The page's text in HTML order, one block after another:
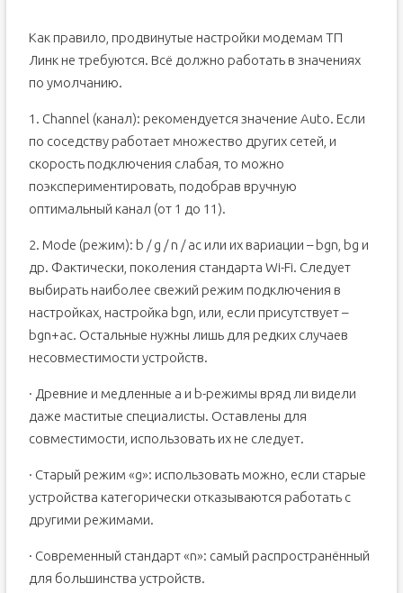
Как правило, продвинутые настройки модемам ТП
Линк не требуются. Всё должно работать в значениях
по умолчанию.
1. Channel (канал): рекомендуется значение Auto. Если
по соседству работает множество других сетей, и
скорость подключения слабая, то можно
поэкспериментировать, подобрав вручную
оптимальный канал (от 1 до 11).
2. Mode (режим): b / g / n / ac или их вариации – bgn, bg и
др. Фактически, поколения стандарта Wi-Fi. Следует
выбирать наиболее свежий режим подключения в
настройках, настройка bgn, или, если присутствует –
bgn+ac. Остальные нужны лишь для редких случаев
несовместимости устройств.
· Древние и медленные a и b-режимы вряд ли видели
даже маститые специалисты. Оставлены для
совместимости, использовать их не следует.
· Старый режим «g»: использовать можно, если старые
устройства категорически отказываются работать с
другими режимами.
· Современный стандарт «n»: самый распространённый
для большинства устройств.